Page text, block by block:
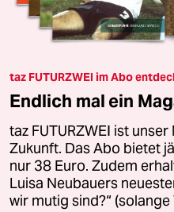
taz FUTURZWEI im Abo
Endlich mal ein
taz FUTURZWEI ist
Zukunft. Das Abo bietet
nur 38 Euro. Zudem
Luisa Neubauers
wir mutig sind?“